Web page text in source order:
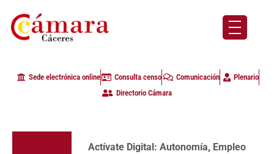
Sede electrónica online Consulta censo Comunicación
Plenario
Directorio Cámara
Actívate Digital: Autonomía, Empleo
La Cámara de Comercio de Cáceres